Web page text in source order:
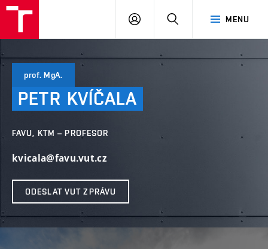
MENU
PŘIHLÁSIT
prof. MgA.
PETR KVÍČALA
FAVU, KTM – PROFESOR
kvicala@favu.vut.cz
ODESLAT VUT ZPRÁVU